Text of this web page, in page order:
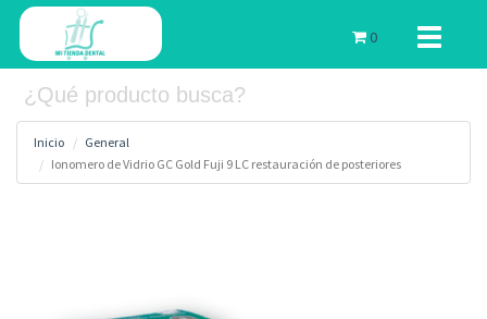
Toggle
0
Inicio
General
Ionomero de Vidrio GC Gold Fuji 9 LC restauración de posteriores